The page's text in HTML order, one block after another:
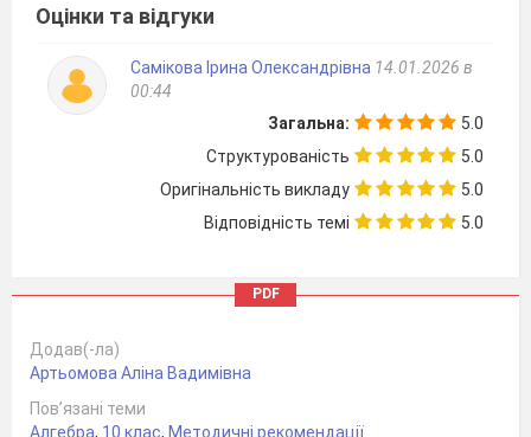
синуса, косинуса, тангенса і котангенса
числового аргументу; властивості
тригонометричних функцій; властивості
будуватиграфіки
періодичних функцій і на них ілюструє
тригонометричні
Оцінки та відгуки
Самікова Ірина Олександрівна 14.01.2026 в
00:44
Загальна:
5.0
Структурованість
5.0
Оригінальність викладу
5.0
Відповідність темі
5.0
PDF
Додав(-ла)
Артьомова Аліна Вадимівна
Пов’язані теми
Алгебра, 10 клас, Методичні рекомендації